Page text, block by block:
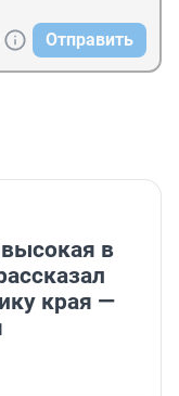
Отправить
в
края —